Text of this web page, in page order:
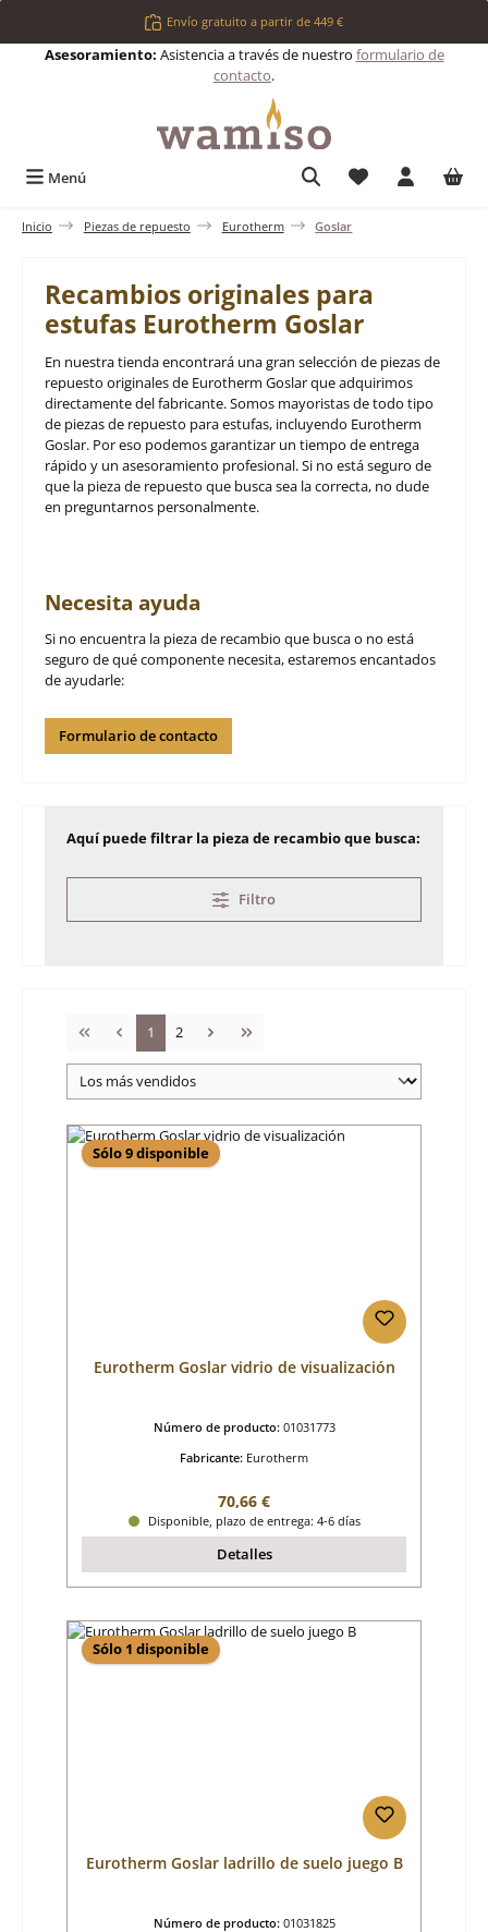
Saltar al contenido principalEnvío gratuito a partir de 449 €
Asesoramiento: Asistencia a través de nuestro formulario de
contacto.
Menú Tienes 0
Inicio Piezas de repuesto Eurotherm Goslar
Recambios originales para
estufas Eurotherm Goslar
En nuestra tienda encontrará una gran selección de piezas de
repuesto originales de Eurotherm Goslar que adquirimos
directamente del fabricante. Somos mayoristas de todo tipo
de piezas de repuesto para estufas, incluyendo Eurotherm
Goslar. Por eso podemos garantizar un tiempo de entrega
rápido y un asesoramiento profesional. Si no está seguro de
que la pieza de repuesto que busca sea la correcta, no dude
en preguntarnos personalmente.
Necesita ayuda
Si no encuentra la pieza de recambio que busca o no está
seguro de qué componente necesita, estaremos encantados
de ayudarle:
Formulario de contacto
Aquí puede filtrar la pieza de recambio que busca:
Filtro
Página
1 Página
2
Sólo 9 disponible
Eurotherm Goslar vidrio de visualización
Número de producto: 01031773
Fabricante: Eurotherm
Precio normal:
70,66 €
Disponible, plazo de entrega: 4-6 días
Detalles
Sólo 1 disponible
Eurotherm Goslar ladrillo de suelo juego B
Número de producto: 01031825